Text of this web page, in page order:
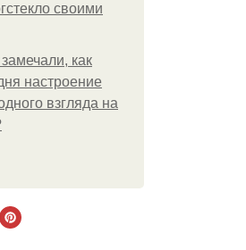
своими
как
настроение
взгляда на